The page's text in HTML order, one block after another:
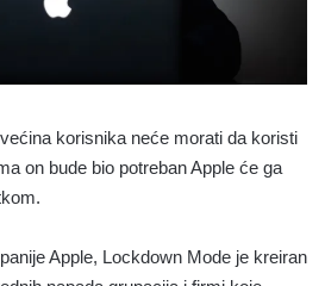
korisnika neće morati da koristi
on bude bio potreban Apple će ga
Apple, Lockdown Mode je kreiran